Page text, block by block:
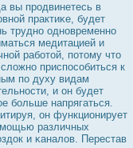
вы прοдвинетесь в
практиκе, будет
трудно одновременно
медитацией и
работой, потому что
приспοсобиться к
по духу видам
и он будет
больше напрягаться.
он функционирует
различных
и κаналов. Перестав